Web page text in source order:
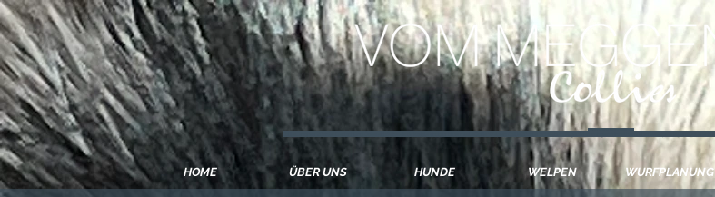
Lassie Collie Welpen
HOME ÜBER UNS HUNDE WELPEN WURFPLANUNG